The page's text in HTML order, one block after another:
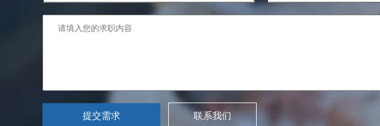
联系我们